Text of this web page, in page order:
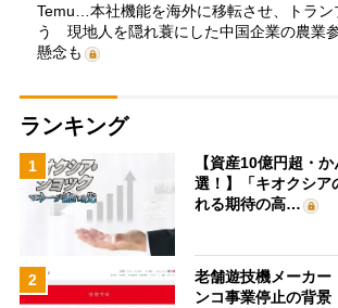
Temu…本社機能を海外に移転させ、トラン
う 現地人を隠れ蓑にした中国企業の農業
懸念も
ランキング
1
【資産10億円超・
選！】「キオクシア
れる期待の高…
2
老舗遊技機メーカー
ンコ事業停止の背